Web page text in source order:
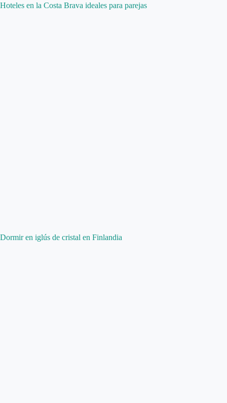
Hoteles en la Costa Brava ideales para parejas
Dormir en iglús de cristal en Finlandia